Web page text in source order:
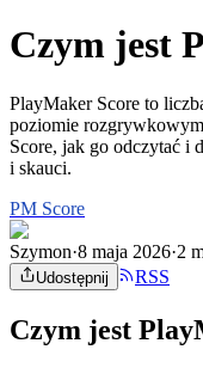
Czym jest
PlayMaker Score to
poziomie
Score, jak go odczytać i
i skauci.
PM Score
Szymon·8 maja 2026·2
Udostępnij RSS
Czym jest